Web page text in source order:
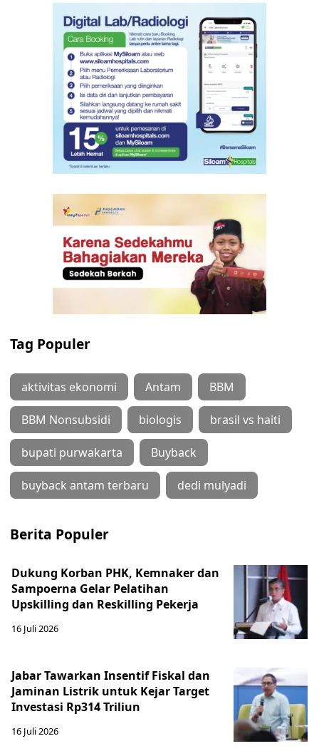
Tag Populer
aktivitas ekonomi Antam BBM
BBM Nonsubsidi biologis brasil vs haiti
bupati purwakarta Buyback
buyback antam terbaru dedi mulyadi
Berita Populer
Dukung Korban PHK, Kemnaker dan
Sampoerna Gelar Pelatihan
Upskilling dan Reskilling Pekerja
16 Juli 2026
Jabar Tawarkan Insentif Fiskal dan
Jaminan Listrik untuk Kejar Target
Investasi Rp314 Triliun
16 Juli 2026